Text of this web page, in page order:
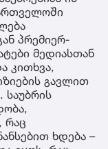
პრემიერ-
მედიასთან
კითხვა,
გავლით
საუბრის
რაც
ხდება –